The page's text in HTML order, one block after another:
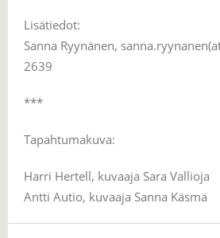
Lisätiedot:
Sanna Ryynänen,
2639
***
Tapahtumakuva:
Harri Hertell, kuvaaja Sara Vallioja
Antti Autio, kuvaaja Sanna Käsmä